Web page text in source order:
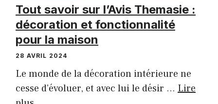
Tout savoir sur l’Avis Themasie :
décoration et fonctionnalité
pour la maison
28 AVRIL 2024
Le monde de la décoration intérieure ne
cesse d’évoluer, et avec lui le désir … Lire